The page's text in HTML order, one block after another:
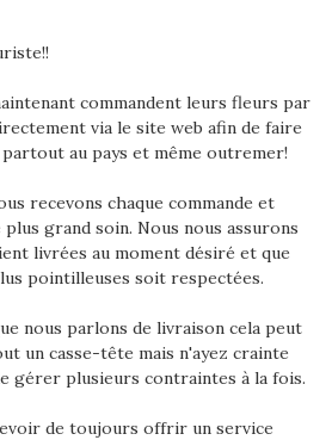
commandent leurs fleurs par
via le site web afin de faire
au pays et même outremer!
recevons chaque commande et
grand soin. Nous nous assurons
livrées au moment désiré et que
pointilleuses soit respectées.
nous parlons de livraison cela peut
un casse-tête mais n'ayez crainte
gérer plusieurs contraintes à la fois.
de toujours offrir un service